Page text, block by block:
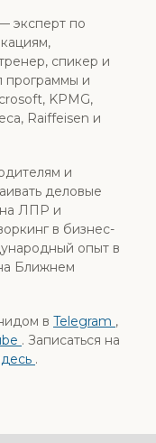
эксперт по
спикер и
программы и
KPMG,
Raiffeisen и
и
деловые
на ЛПР и
в бизнес-
опыт в
Ближнем
в Telegram ,
. Записаться на
.